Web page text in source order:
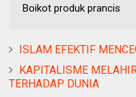
Boikot produk prancis
ISLAM EFEKTIF
KAPITALISME
TERHADAP DUNIA